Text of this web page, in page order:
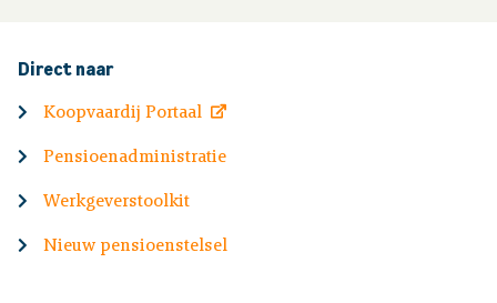
Direct naar
Koopvaardij Portaal
Pensioenadministratie
Werkgeverstoolkit
Nieuw pensioenstelsel